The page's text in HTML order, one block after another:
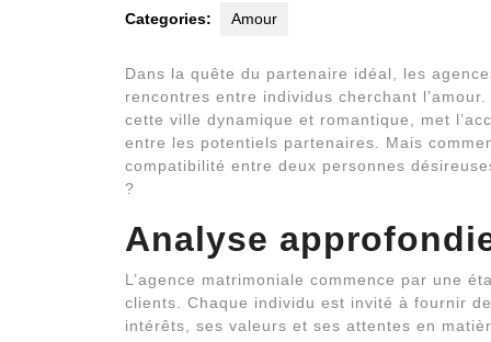
Categories: Amour
Dans la quête du partenaire idéal, les
rencontres entre individus cherchant l’amour.
cette ville dynamique et romantique, met
entre les potentiels partenaires. Mais
compatibilité entre deux personnes
?
Analyse
L’agence matrimoniale commence par une
clients. Chaque individu est invité à fournir
intérêts, ses valeurs et ses attentes en